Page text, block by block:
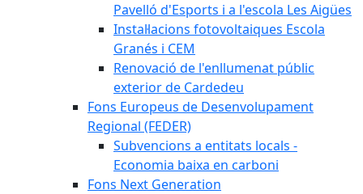
Pavelló d'Esports i a l'escola Les Aigües
Instal·lacions fotovoltaiques Escola
Granés i CEM
Renovació de l'enllumenat públic
exterior de Cardedeu
Fons Europeus de Desenvolupament
Regional (FEDER)
Subvencions a entitats locals -
Economia baixa en carboni
Fons Next Generation